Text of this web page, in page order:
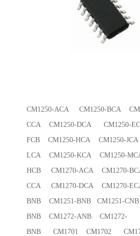
CM1250-ACA CM1250-BCA
CCA CM1250-DCA CM1250-
FCB CM1250-HCA CM1250-
LCA CM1250-KCA CM1250-
HCB CM1270-ACA CM1270-
CCA CM1270-DCA CM1270-
BNB CM1251-BNB CM1251-
BNB CM1272-ANB CM1272-
BNB CM1701 CM1702